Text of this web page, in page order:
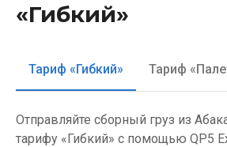
«Гибкий»
Тариф «Гибкий» Тариф
Отправляйте сборный груз из
тарифу «Гибкий» с помощью QP5